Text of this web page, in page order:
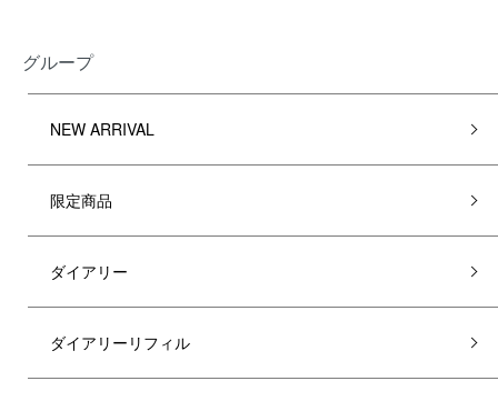
グループ
NEW ARRIVAL
限定商品
ダイアリー
ダイアリーリフィル